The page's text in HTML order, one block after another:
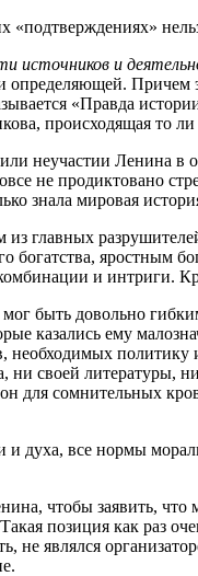
«подтверждениях»
источников и
Причем
«Правда
происходящая то ли
неучастии Ленина
не продиктовано
знала мировая
главных
богатства,
и интриги.
быть довольно
казались ему
политику
ни своей литературы,
для сомнительных
и духа, все нормы
чтобы заявить, что
позиция как раз
не являлся